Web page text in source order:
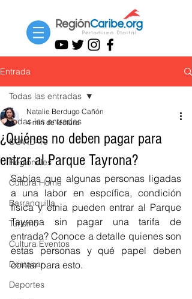
Entrada
Todas las entradas
COVID-19
Regionales
Cultura Home
Barranquilla
Turismo
Cultura Eventos
Destacar
Deportes
Todas las entradas
¿Quiénes no deben pagar para
entrar al Parque Tayrona?
Natalie Berdugo Cañón
4 min de lectura
Sabías que algunas personas ligadas
a una labor en espcífica, condición
física y etnia pueden entrar al Parque
Tayrona sin pagar una tarifa de
entrada? Conoce a detalle quienes son
estas personas y qué papel deben
contar para esto.